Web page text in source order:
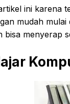
ini karena
mudah mulai
bisa menyerap